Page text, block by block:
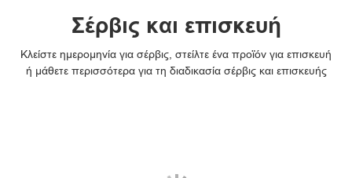
Σέρβις και επισκευή
Κλείστε ημερομηνία για σέρβις, στείλτε ένα προϊόν για επισκευή
ή μάθετε περισσότερα για τη διαδικασία σέρβις και επισκευής